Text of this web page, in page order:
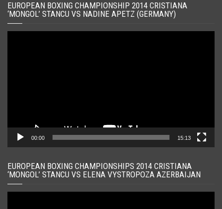
EUROPEAN BOXING CHAMPIONSHIP 2014 CRISTIANA
‘MONGOL’ STANCU VS NADINE APETZ (GERMANY)
00:00 15:13
EUROPEAN BOXING CHAMPIONSHIPS 2014 CRISTIANA
‘MONGOL’ STANCU VS ELENA VYSTROPOZA AZERBAIJAN